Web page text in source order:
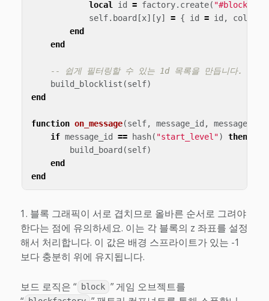
local id = factory. create(
self. board [x][y] = { id = id , color
end
end
-- 쉽게 필터링할 수 있는 1d 목록을 만듭니다.
build_blocklist (self)
end
function on_message(self, message_id , message
if message_id == hash( "start_level")
then
build_board (self)
end
end
블록 그래픽이 서로 겹치므로 올바른 순서로 그려야
한다는 점에 유의하세요. 이는 각 블록의 z 좌표를 설정
해서 처리합니다. 이 값은 배경 스프라이트가 있는 -1
보다 충분히 위에 유지됩니다.
보드 로직은 “ block ” 게임 오브젝트를